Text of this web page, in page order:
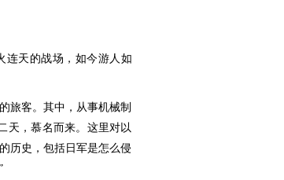
连天的战场，如今游人如
旅客。其中，从事机械制
天，慕名而来。这里对以
历史，包括日军是怎么侵